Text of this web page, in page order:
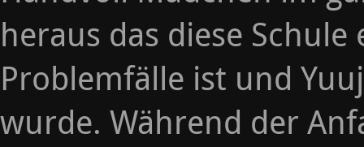
heraus das diese
Problemfälle ist und
wurde. Während der